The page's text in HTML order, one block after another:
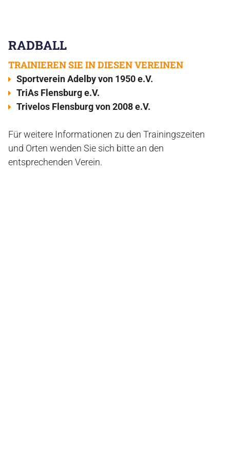
RADBALL
TRAINIEREN SIE IN DIESEN VEREINEN
Sportverein Adelby von 1950 e.V.
TriAs Flensburg e.V.
Trivelos Flensburg von 2008 e.V.
Für weitere Informationen zu den Trainingszeiten
und Orten wenden Sie sich bitte an den
entsprechenden Verein.